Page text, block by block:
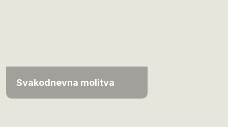
Svakodnevna molitva